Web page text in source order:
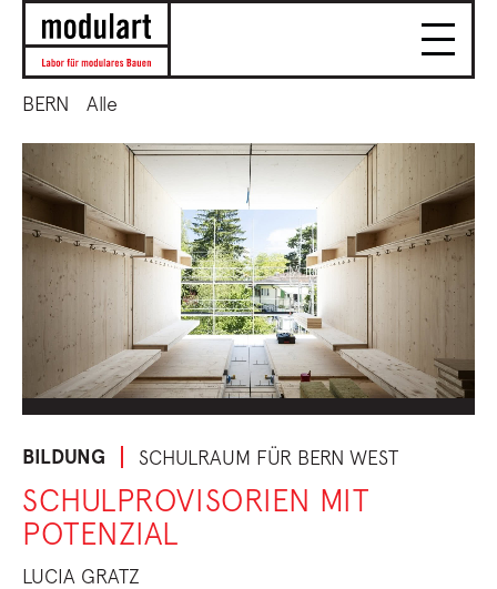
BERN Alle
BILDUNG SCHULRAUM FÜR BERN WEST
SCHULPROVISORIEN MIT
POTENZIAL
LUCIA GRATZ